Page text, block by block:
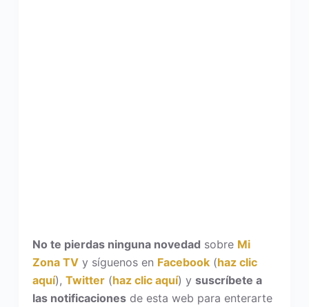
No te pierdas ninguna novedad sobre Mi
Zona TVy síguenos en Facebook(haz clic
aquí), Twitter(haz clic aquí) y suscríbete a
las notificacionesde esta web para enterarte